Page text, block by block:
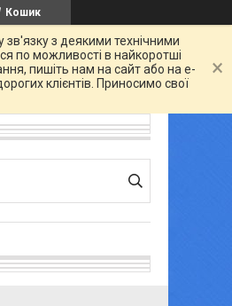
Кошик
зв'язку з деякими технічними
по можливості в найкоротші
пишіть нам на сайт або на e-
клієнтів. Приносимо свої